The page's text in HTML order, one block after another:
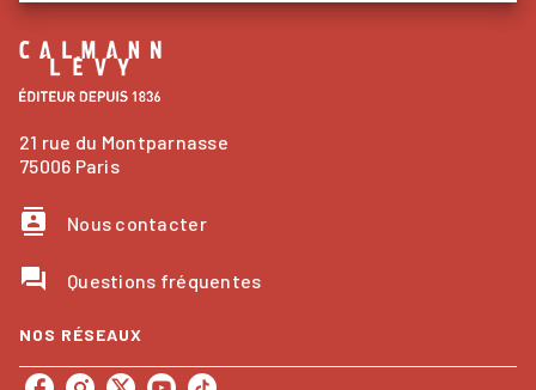
21 rue du Montparnasse
75006 Paris
contacts Nous contacter
question_answer Questions fréquentes
NOS RÉSEAUX